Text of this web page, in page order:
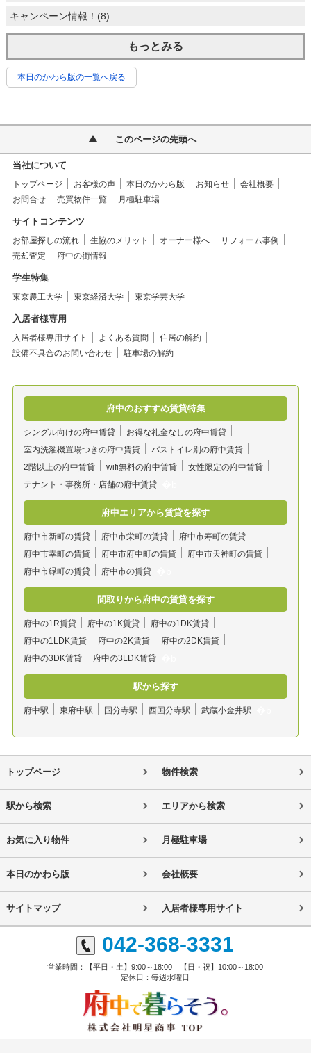
キャンペーン情報！(8)
もっとみる
本日のかわら版の一覧へ戻る
このページの先頭へ
当社について
トップページ お客様の声 本日のかわら版 お知らせ
会社概要
お問合せ
売買物件一覧 月極駐車場
サイトコンテンツ
お部屋探しの流れ 生協のメリット オーナー様へ
リフォーム事例
売却査定
府中の街情報
学生特集
東京農工大学 東京経済大学 東京学芸大学
入居者様専用
入居者様専用サイト よくある質問
住居の解約
設備不具合のお問い合わせ
駐車場の解約
府中のおすすめ賃貸特集
シングル向けの府中賃貸
お得な礼金なしの府中賃貸
室内洗濯機置場つきの府中賃貸
バストイレ別の府中賃貸
2階以上の府中賃貸
wifi無料の府中賃貸
女性限定の府中賃貸
テナント・事務所・店舗の府中賃貸
府中エリアから賃貸を探す
府中市新町の賃貸 府中市栄町の賃貸
府中市寿町の賃貸
府中市幸町の賃貸
府中市府中町の賃貸
府中市天神町の賃貸
府中市緑町の賃貸
府中市の賃貸
間取りから府中の賃貸を探す
府中の1R賃貸 府中の1K賃貸
府中の1DK賃貸
府中の1LDK賃貸
府中の2K賃貸
府中の2DK賃貸
府中の3DK賃貸
府中の3LDK賃貸
駅から探す
府中駅 東府中駅 国分寺駅 西国分寺駅 武蔵小金井駅
トップページ 物件検索
駅から検索 エリアから検索
お気に入り物件 月極駐車場
本日のかわら版 会社概要
サイトマップ 入居者様専用サイト
042-368-3331
営業時間：【平日・土】9:00～18:00 【日・祝】10:00～18:00
定休日：毎週水曜日